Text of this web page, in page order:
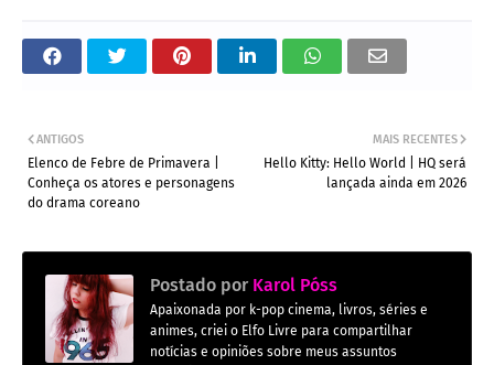
MAIS RECENTES
Hello Kitty: Hello World | HQ será
lançada ainda em 2026
ANTIGOS
Elenco de Febre de Primavera |
Conheça os atores e personagens
do drama coreano
Postado por Karol Póss
Apaixonada por k-pop cinema, livros, séries e
animes, criei o Elfo Livre para compartilhar
notícias e opiniões sobre meus assuntos